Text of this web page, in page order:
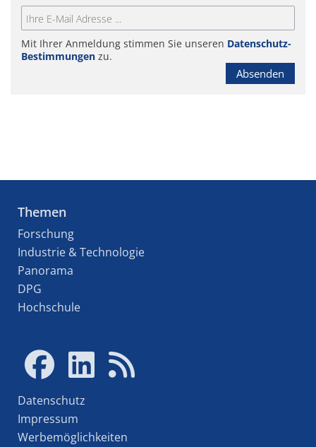
Mit Ihrer Anmeldung stimmen Sie unseren Datenschutz-
Bestimmungen zu.
Absenden
Themen
Forschung
Industrie & Technologie
Panorama
DPG
Hochschule
Datenschutz
Impressum
Werbemöglichkeiten